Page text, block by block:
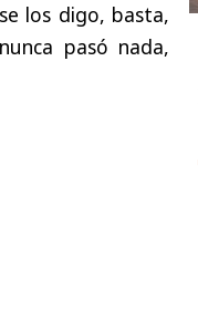
los digo, basta,
pasó nada,